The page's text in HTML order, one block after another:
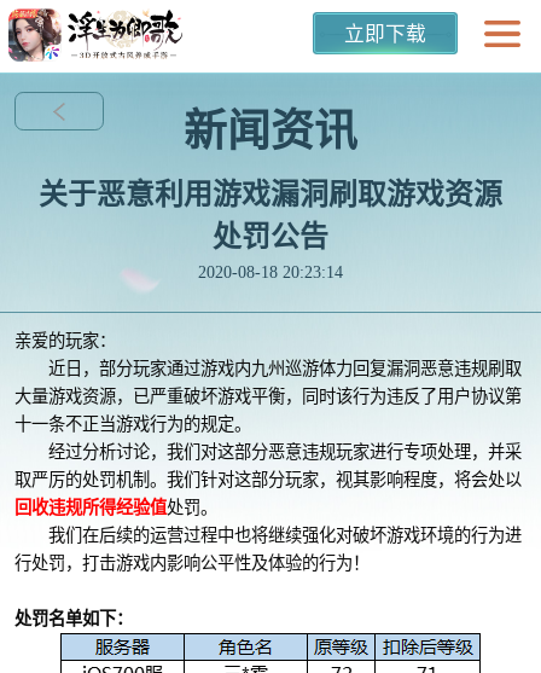
立即下载
新闻资讯
关于恶意利用游戏漏洞刷取游戏资源
处罚公告
2020-08-18 20:23:14
亲爱的玩家：
近日，部分玩家通过游戏内九州巡游体力回复漏洞恶意违规刷取
大量游戏资源，已严重破坏游戏平衡，同时该行为违反了用户协议第
十一条不正当游戏行为的规定。
经过分析讨论，我们对这部分恶意违规玩家进行专项处理，并采
取严厉的处罚机制。我们针对这部分玩家，视其影响程度，将会处以
回收违规所得经验值处罚。
我们在后续的运营过程中也将继续强化对破坏游戏环境的行为进
行处罚，打击游戏内影响公平性及体验的行为！
处罚名单如下：